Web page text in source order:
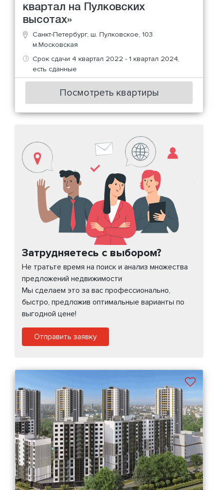
квартал на Пулковских
высотах»
Санкт-Петербург, ш. Пулковское, 103
м.Московская
Срок сдачи 4 квартал 2022 - 1 квартал 2024,
есть сданные
Посмотреть квартиры
Затрудняетесь с выбором?
Не тратьте время на поиск и анализ множества
предложений недвижимости
Мы сделаем это за вас профессионально,
быстро, предложив оптимальные варианты по
выгодной цене!
Отправить заявку